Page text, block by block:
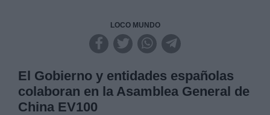
LOCO MUNDO
El Gobierno y entidades españolas
colaboran en la Asamblea General de
China EV100